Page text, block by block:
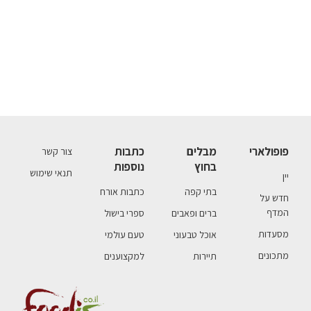
פופולארי
יין
חדש על
המדף
מסעדות
מתכונים
מבלים
בחוץ
בתי קפה
ברים ופאבים
אוכל טבעוני
תיירות
כתבות
נוספות
כתבות אורח
ספרי בישול
טעם עולמי
למקצוענים
צור קשר
תנאי שימוש